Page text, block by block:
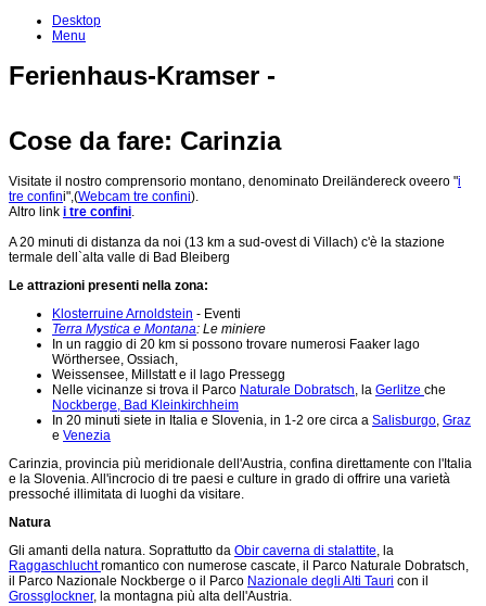
Desktop
Menu
Ferienhaus-Kramser -
Cose da fare: Carinzia
Visitate il nostro comprensorio montano, denominato Dreiländereck oveero "i
tre confini",(Webcam tre confini).
Altro link i tre confini.
A 20 minuti di distanza da noi (13 km a sud-ovest di Villach) c'è la stazione
termale dell`alta valle di Bad Bleiberg
Le attrazioni presenti nella zona:
Klosterruine Arnoldstein - Eventi
Terra Mystica e Montana: Le miniere
In un raggio di 20 km si possono trovare numerosi Faaker lago
Wörthersee, Ossiach,
Weissensee, Millstatt e il lago Pressegg
Nelle vicinanze si trova il Parco Naturale Dobratsch, la Gerlitze che
Nockberge, Bad Kleinkirchheim
In 20 minuti siete in Italia e Slovenia, in 1-2 ore circa a Salisburgo, Graz
e Venezia
Carinzia, provincia più meridionale dell'Austria, confina direttamente con l'Italia
e la Slovenia. All'incrocio di tre paesi e culture in grado di offrire una varietà
pressoché illimitata di luoghi da visitare.
Natura
Gli amanti della natura. Soprattutto da Obir caverna di stalattite, la
Raggaschluchtromantico con numerose cascate, il Parco Naturale Dobratsch,
il Parco Nazionale Nockberge o il Parco Nazionale degli Alti Tauri con il
Grossglockner, la montagna più alta dell'Austria.